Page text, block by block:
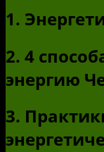
1.
2. 4
энергию
3.